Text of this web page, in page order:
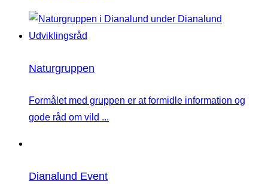
Naturgruppen
Formålet med gruppen er at formidle information og
gode råd om vild ...
Dianalund Event